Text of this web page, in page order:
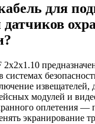
для
системах
извещателей,
модулей и
оплетения —
экранирование